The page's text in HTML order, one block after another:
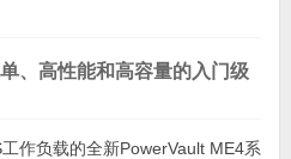
、高性能和高容量的入门级
作负载的全新PowerVault ME4系